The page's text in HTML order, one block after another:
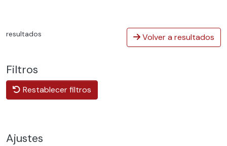
resultados Volver a resultados
Filtros
Restablecer filtros
Ajustes